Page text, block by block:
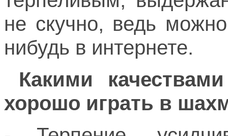
не скучно, ведь
нибудь в интернете.
Какими
хорошо играть в